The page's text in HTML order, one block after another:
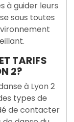
à guider leurs
sous toutes
TARIFS
2?
à Lyon 2
types de
de contacter